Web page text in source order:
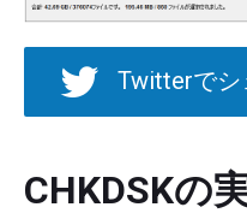
Twitterでシ
CHKDSKの